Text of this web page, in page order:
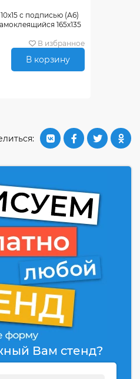
с подписью (А6)
165х135
В избранное
В корзину
Вам стенд?